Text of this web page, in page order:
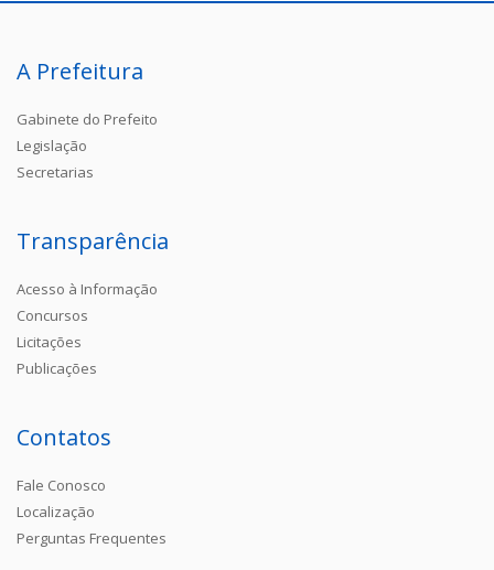
A Prefeitura
Gabinete do Prefeito
Legislação
Secretarias
Transparência
Acesso à Informação
Concursos
Licitações
Publicações
Contatos
Fale Conosco
Localização
Perguntas Frequentes